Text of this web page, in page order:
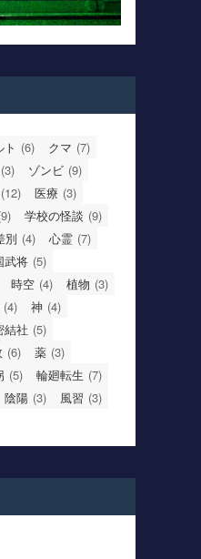
ト (6) クマ (7)
(3) ゾンビ (9)
(12) 医療 (3)
学校の怪談 (9)
別 (4) 心霊 (7)
武将 (5)
時空 (4) 植物 (3)
(4) 神 (4)
結社 (5)
(6) 薬 (3)
(5) 輪廻転生 (7)
陰陽 (3) 風習 (3)